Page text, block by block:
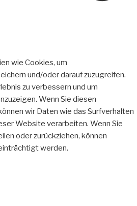
wie Cookies, um
und/oder darauf zuzugreifen.
zu verbessern und um
Wenn Sie diesen
wir Daten wie das Surfverhalten
Website verarbeiten. Wenn Sie
oder zurückziehen, können
werden.